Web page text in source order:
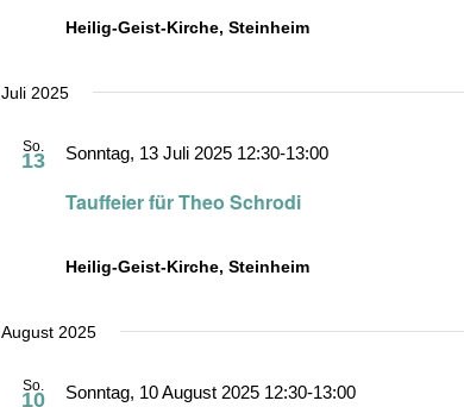
Heilig-Geist-Kirche, Steinheim
Juli 2025
So.
13
Tauffeier für Theo Schrodi
Sonntag, 13 Juli 2025 12:30-13:00
Heilig-Geist-Kirche, Steinheim
August 2025
So.
10 Sonntag, 10 August 2025 12:30-13:00